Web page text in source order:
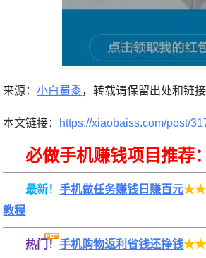
来源：小白蜀黍，转载请保留出处和链接
本文链接： https://xiaobaiss.com/post/
必做手机赚钱项目推荐：
最新！手机做任务赚钱日赚百元
教程
热门！手机购物返利省钱还挣钱